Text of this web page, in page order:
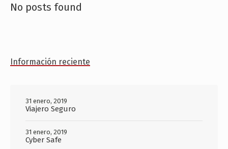
No posts found
Información reciente
Viajero Seguro
31 enero, 2019
Cyber Safe
31 enero, 2019